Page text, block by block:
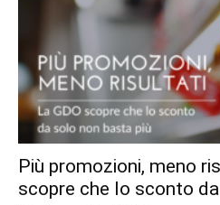
Più promozioni, meno
scopre che lo sconto